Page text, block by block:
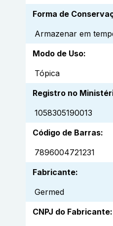
Forma de
Armazenar em
Modo de Uso:
Tópica
Registro no
1058305190013
Código de Barras:
7896004721231
Fabricante:
Germed
CNPJ do Fabricante: